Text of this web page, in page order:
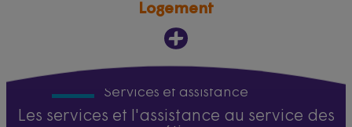
Logement
Services et assistance
Les services et l'assistance au service des